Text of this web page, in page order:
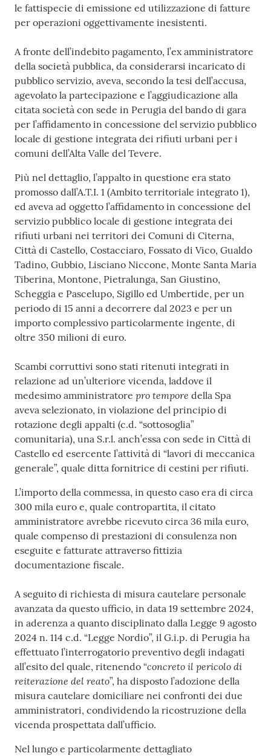
le fattispecie di emissione ed utilizzazione di fatture
per operazioni oggettivamente inesistenti.
A fronte dell’indebito pagamento, l’ex amministratore
della società pubblica, da considerarsi incaricato di
pubblico servizio, aveva, secondo la tesi dell’accusa,
agevolato la partecipazione e l’aggiudicazione alla
citata società con sede in Perugia del bando di gara
per l’affidamento in concessione del servizio pubblico
locale di gestione integrata dei rifiuti urbani per i
comuni dell’Alta Valle del Tevere.
Più nel dettaglio, l’appalto in questione era stato
promosso dall’A.T.I. 1 (Ambito territoriale integrato 1),
ed aveva ad oggetto l’affidamento in concessione del
servizio pubblico locale di gestione integrata dei
rifiuti urbani nei territori dei Comuni di Citerna,
Città di Castello, Costacciaro, Fossato di Vico, Gualdo
Tadino, Gubbio, Lisciano Niccone, Monte Santa Maria
Tiberina, Montone, Pietralunga, San Giustino,
Scheggia e Pascelupo, Sigillo ed Umbertide, per un
periodo di 15 anni a decorrere dal 2023 e per un
importo complessivo particolarmente ingente, di
oltre 350 milioni di euro.
Scambi corruttivi sono stati ritenuti integrati in
relazione ad un’ulteriore vicenda, laddove il
medesimo amministratore pro tempore della Spa
aveva selezionato, in violazione del principio di
rotazione degli appalti (c.d. “sottosoglia”
comunitaria), una S.r.l. anch’essa con sede in Città di
Castello ed esercente l’attività di “lavori di meccanica
generale”, quale ditta fornitrice di cestini per rifiuti.
L’importo della commessa, in questo caso era di circa
300 mila euro e, quale contropartita, il citato
amministratore avrebbe ricevuto circa 36 mila euro,
quale compenso di prestazioni di consulenza non
eseguite e fatturate attraverso fittizia
documentazione fiscale.
A seguito di richiesta di misura cautelare personale
avanzata da questo ufficio, in data 19 settembre 2024,
in aderenza a quanto disciplinato dalla Legge 9 agosto
2024 n. 114 c.d. “Legge Nordio”, il G.i.p. di Perugia ha
effettuato l’interrogatorio preventivo degli indagati
all’esito del quale, ritenendo “concreto il pericolo di
reiterazione del reato”, ha disposto l’adozione della
misura cautelare domiciliare nei confronti dei due
amministratori, condividendo la ricostruzione della
vicenda prospettata dall’ufficio.
Nel lungo e particolarmente dettagliato